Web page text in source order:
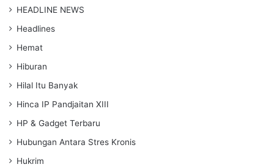
HEADLINE NEWS
Headlines
Hemat
Hiburan
Hilal Itu Banyak
Hinca IP Pandjaitan XIII
HP & Gadget Terbaru
Hubungan Antara Stres Kronis
Hukrim